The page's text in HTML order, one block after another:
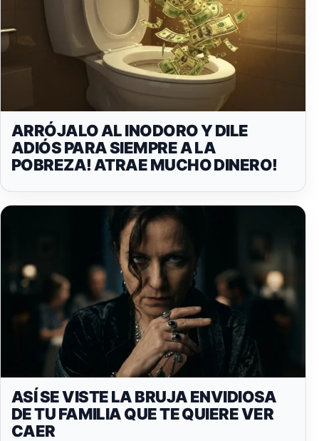
ARRÓJALO AL INODORO Y DILE
ADIÓS PARA SIEMPRE A LA
POBREZA! ATRAE MUCHO DINERO!
ASÍ SE VISTE LA BRUJA ENVIDIOSA
DE TU FAMILIA QUE TE QUIERE VER
CAER